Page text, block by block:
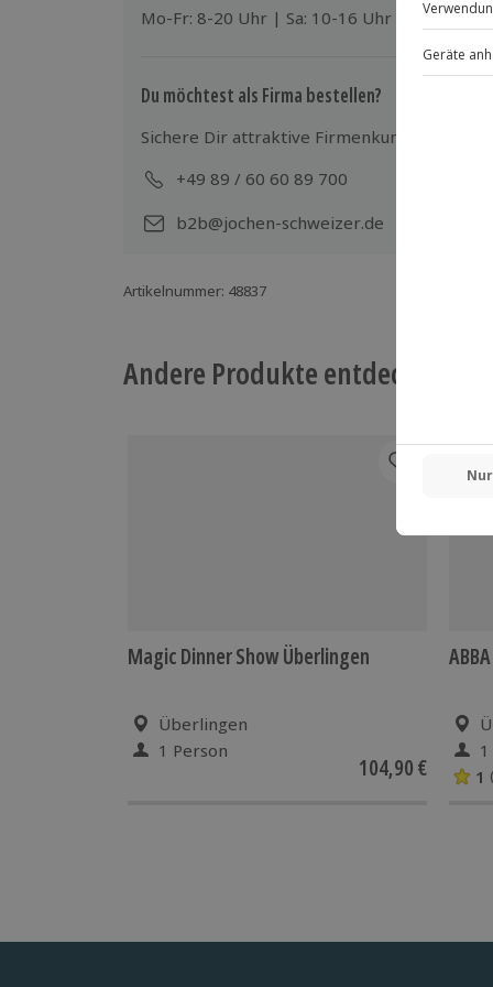
Spezifische Gerichte (vegetarisch,
Kleiderordnung: dem Anlass
Mo-Fr: 8-20 Uhr | Sa: 10-16 Uhr
Du möchtest als Firma bestellen?
Sichere Dir attraktive Firmenkunden Vorteile.
+49 89 / 60 60 89 700
b2b@jochen-schweizer.de
Artikelnummer: 48837
Andere Produkte entdecken
Magic Dinner Show Überlingen
Überlingen
1 Person
104,90 €
1